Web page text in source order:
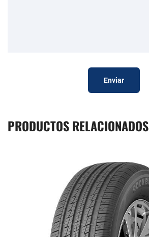
Enviar
PRODUCTOS RELACIONADOS